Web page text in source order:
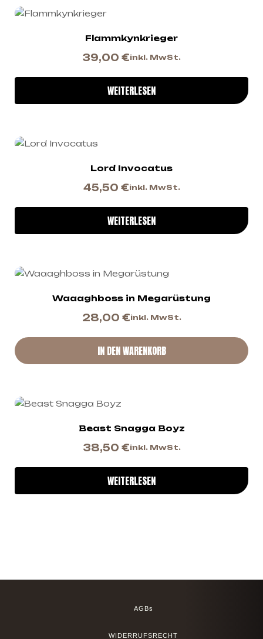
Flammkynkrieger
39,00 €inkl. MwSt.
WEITERLESEN
Lord Invocatus
45,50 €inkl. MwSt.
WEITERLESEN
Waaaghboss in Megarüstung
28,00 €inkl. MwSt.
IN DEN WARENKORB
Beast Snagga Boyz
38,50 €inkl. MwSt.
WEITERLESEN
AGBs
WIDERRUFSRECHT